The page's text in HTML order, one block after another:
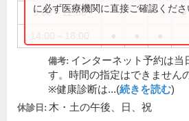
9:00～12:30 ●
に必ず医療機関に直接ご確認くださ
備考: インターネット予約は当
す。時間の指定はできません
※健康診断は...(続きを読む)
休診日: 木・土の午後、日、祝